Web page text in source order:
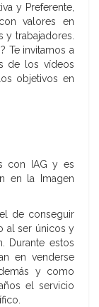
y Preferente,
valores en
y trabajadores.
Te invitamos a
de los vídeos
objetivos en
con IAG y es
en la Imagen
de conseguir
al ser únicos y
Durante estos
en venderse
y como
el servicio